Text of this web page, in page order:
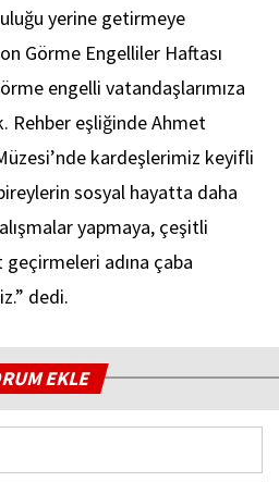
yerine getirmeye
Görme Engelliler Haftası
engelli vatandaşlarımıza
Rehber eşliğinde Ahmet
kardeşlerimiz keyifli
sosyal hayatta daha
yapmaya, çeşitli
adına çaba
dedi.
EKLE